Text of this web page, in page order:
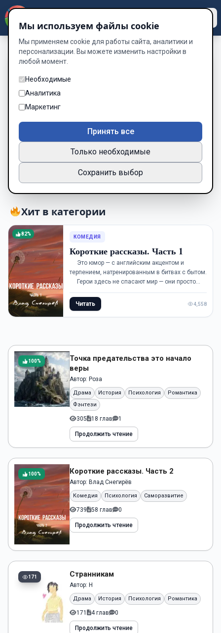
Книги о Психология
отношений — читать
онлайн бесплатно
Подборка книг по жанру «Психология отношений»
Новинки Популярные
Хит в категории
82%
КОМЕДИЯ
Короткие рассказы. Часть 1
Это юмор — с английским акцентом и
терпением, натренированным в битвах с бытом.
Герои здесь не спасают мир — они просто
выживают в нем: в тапочках, в замасленном
халате и с...
Читать 4,558
100%
Точка предательства это начало
веры
Автор: Роза
Драма История Психология
Романтика
Фэнтези
305 18 глав 1
Продолжить чтение
100% Короткие рассказы. Часть 2
Автор: Влад Снегирёв
Комедия Психология Саморазвитие
739 58 глав 0
Продолжить чтение
171 Странникам
Автор: Н
Драма История Психология Романтика
171 4 глав 0
Продолжить чтение
Мы используем файлы cookie
Мы применяем cookie для работы сайта, аналитики и
персонализации. Вы можете изменить настройки в
любой момент.
Необходимые
Аналитика
Маркетинг
Принять все
Только необходимые
Сохранить выбор